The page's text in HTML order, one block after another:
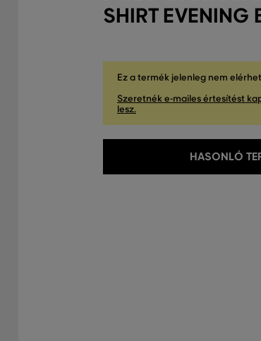
SHIRT EVENING
Ez a termék jelenleg nem
Szeretnék e-mailes értesítést
lesz.
HASONLÓ